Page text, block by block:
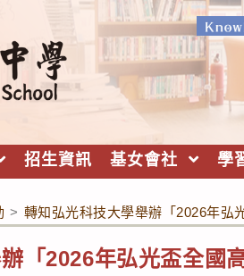
招生資訊 基女會社 學
> 轉知弘光科技大學舉辦「2026年弘
「2026年弘光盃全國